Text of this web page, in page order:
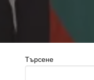
Търсене